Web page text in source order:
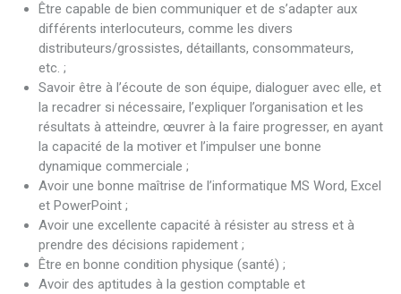
Être capable de bien communiquer et de s’adapter aux
différents interlocuteurs, comme les divers
distributeurs/grossistes, détaillants, consommateurs,
etc. ;
Savoir être à l’écoute de son équipe, dialoguer avec elle, et
la recadrer si nécessaire, l’expliquer l’organisation et les
résultats à atteindre, œuvrer à la faire progresser, en ayant
la capacité de la motiver et l’impulser une bonne
dynamique commerciale ;
Avoir une bonne maîtrise de l’informatique MS Word, Excel
et PowerPoint ;
Avoir une excellente capacité à résister au stress et à
prendre des décisions rapidement ;
Être en bonne condition physique (santé) ;
Avoir des aptitudes à la gestion comptable et